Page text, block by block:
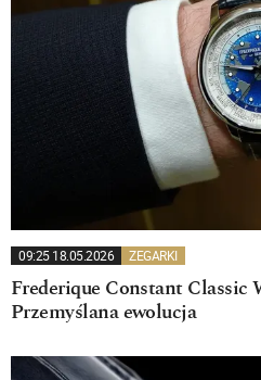
09:25 18.05.2026 ZEGARKI
Frederique Constant Classic
Przemyślana ewolucja